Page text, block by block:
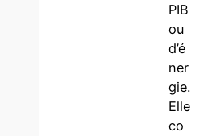
PIB
ou
d’é
ner
gie.
Elle
co